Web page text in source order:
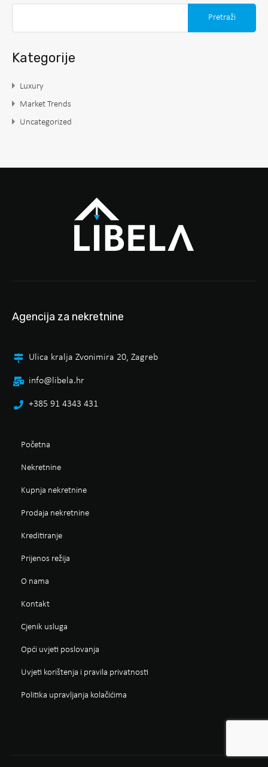
Kategorije
Luxury
Market Trends
Uncategorized
Agencija za nekretnine
Ulica kralja Zvonimira 20, Zagreb
info@libela.hr
+385 91 4343 431
Početna
Nekretnine
Kupnja nekretnine
Prodaja nekretnine
Kreditiranje
Prijenos režija
O nama
Kontakt
Cjenik usluga
Opći uvjeti poslovanja
Uvjeti korištenja i pravila privatnosti
Politika upravljanja kolačićima